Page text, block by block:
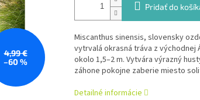
4,99 €
–60 %
Pridať do
Miscanthus sinensis, slovensky
vytrvalá okrasná tráva z
okolo 1,5–2 m. Vytvára výrazný
záhone pokojne zaberie miesto
Detailné informácie